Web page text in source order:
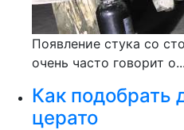
Появление стука со
очень часто говорит о...
Как подобрать
церато